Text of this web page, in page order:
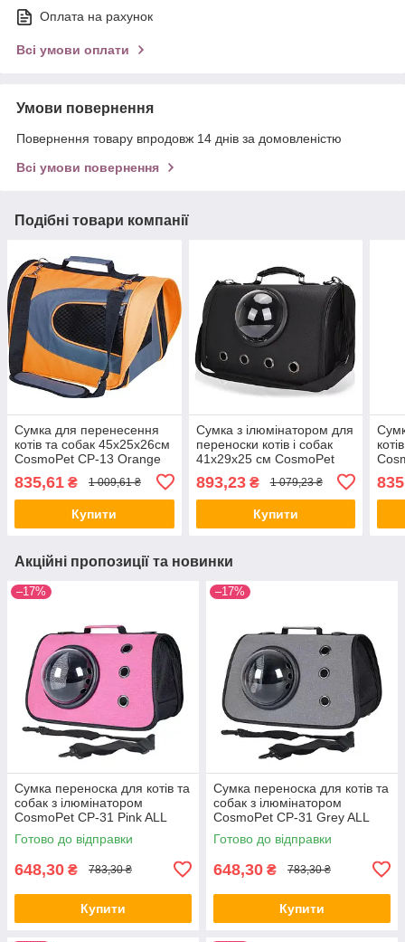
Оплата на рахунок
Всі умови оплати
Умови повернення
Повернення товару впродовж 14 днів за домовленістю
Всі умови повернення
Подібні товари компанії
Сумка для перенесення
котів та собак 45x25x26см
CosmoPet CP-13 Orange
835,61 ₴ 1 009,61 ₴
Купити
Сумка з ілюмінатором для
переноски котів і собак
41x29x25 см CosmoPet
CP-18 Black ALL Качество
+ 5995
893,23₴ 1 079,23 ₴
Купити
Акційні пропозиції та новинки
–17%
Сумка переноска для котів та
собак з ілюмінатором
CosmoPet CP-31 Pink ALL
Качество + 3139
Готово до відправки
648,30 ₴ 783,30 ₴
Купити
–17%
Сумка переноска для котів та
собак з ілюмінатором
CosmoPet CP-31 Grey ALL
Качество + 3140
Готово до відправки
648,30 ₴ 783,30 ₴
Купити